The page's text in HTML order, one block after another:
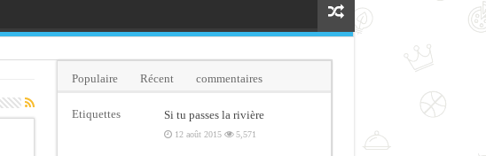
Populaire Récent commentaires
Etiquettes Si tu passes la rivière
12 août 2015 5,571